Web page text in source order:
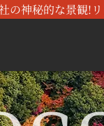
の神秘的な景観!